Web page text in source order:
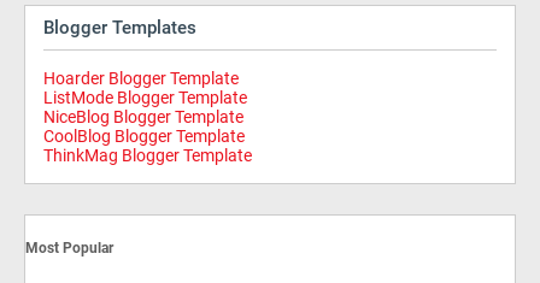
Blogger Templates
Hoarder Blogger Template
ListMode Blogger Template
NiceBlog Blogger Template
CoolBlog Blogger Template
ThinkMag Blogger Template
Most Popular